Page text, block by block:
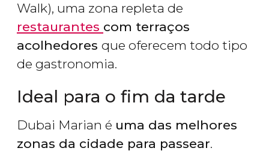
Walk), uma zona repleta de
restaurantes com terraços
acolhedores que oferecem todo tipo
de gastronomia.
Ideal para o fim da tarde
Dubai Marian é uma das melhores
zonas da cidade para passear.